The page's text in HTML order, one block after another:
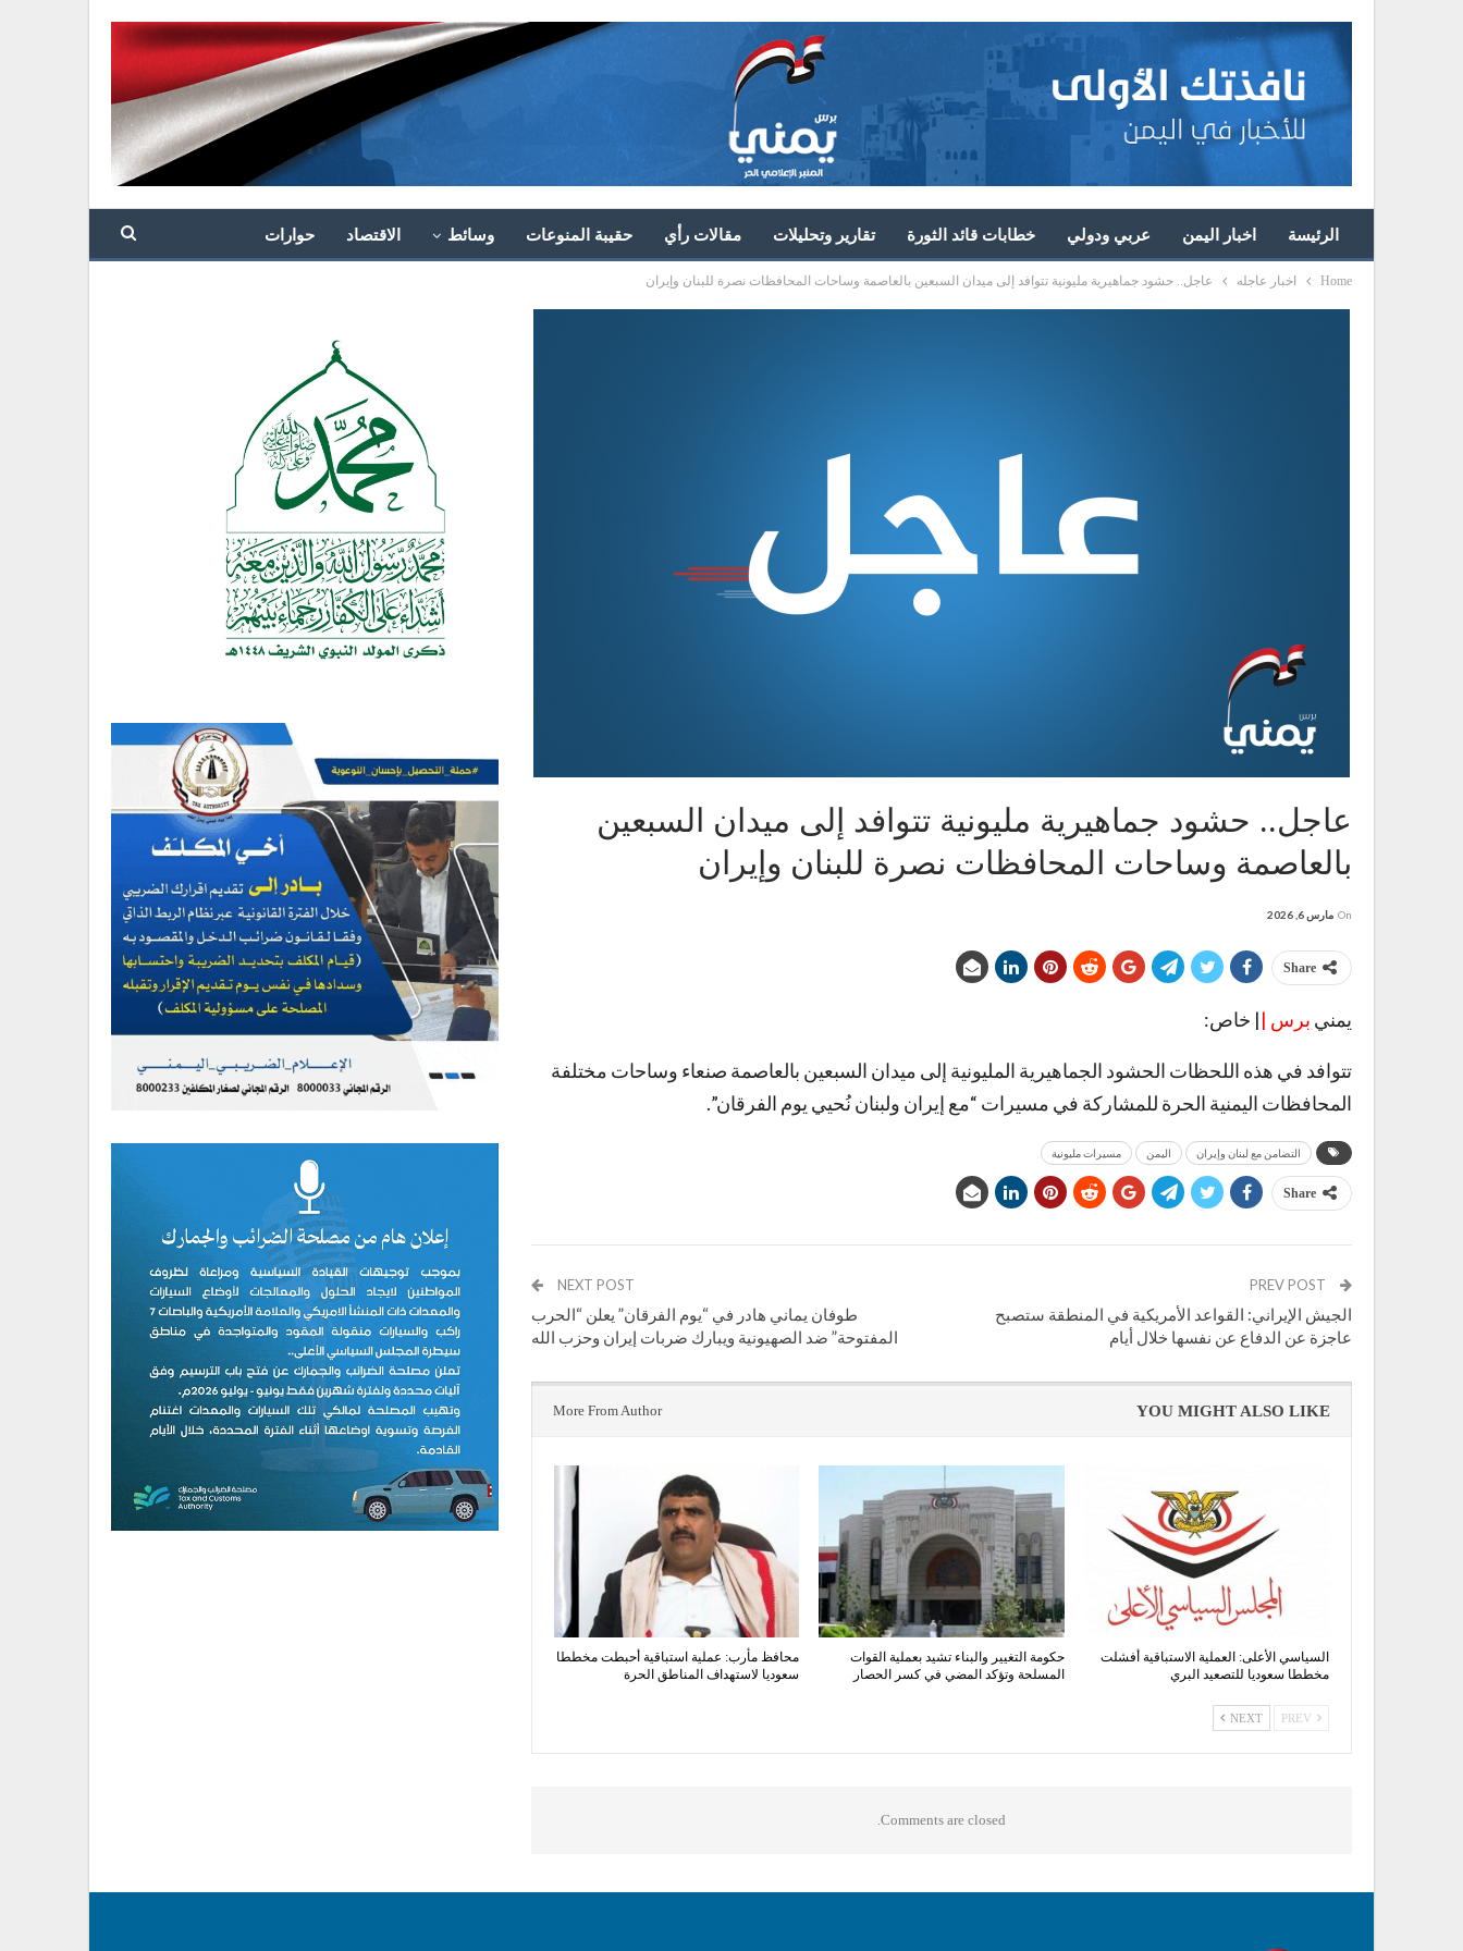
الرئيسة اخبار اليمن عربي ودولي خطابات قائد الثورة تقارير وتحليلات مقالات رأي حقيبة المنوعات وسائط الاقتصاد حوارات
Home اخبار عاجله عاجل.. حشود جماهيرية مليونية تتوافد إلى ميدان السبعين بالعاصمة وساحات المحافظات نصرة للبنان وإيران
عاجل.. حشود جماهيرية مليونية تتوافد إلى ميدان السبعين
بالعاصمة وساحات المحافظات نصرة للبنان وإيران
On مارس 6, 2026
Share
يمني برس || خاص:
تتوافد في هذه اللحظات الحشود الجماهيرية المليونية إلى ميدان السبعين بالعاصمة صنعاء وساحات مختلفة
المحافظات اليمنية الحرة للمشاركة في مسيرات “مع إيران ولبنان نُحيي يوم الفرقان”.
التضامن مع لبنان وإيران اليمن مسيرات مليونية
Share
الجيش الإيراني: القواعد الأمريكية في المنطقة ستصبح
عاجزة عن الدفاع عن نفسها خلال أيام
NEXT POST
طوفان يماني هادر في “يوم الفرقان” يعلن “الحرب
المفتوحة” ضد الصهيونية ويبارك ضربات إيران وحزب الله
YOU MIGHT ALSO LIKE
More From Author
السياسي الأعلى: العملية الاستباقية أفشلت
مخططا سعوديا للتصعيد البري
حكومة التغيير والبناء تشيد بعملية القوات
المسلحة وتؤكد المضي في كسر الحصار
محافظ مأرب: عملية استباقية أحبطت مخططا
سعوديا لاستهداف المناطق الحرة
NEXT
Comments are closed.